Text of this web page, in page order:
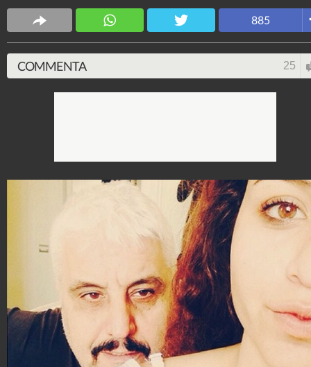
Spettacolo Fanpage
885
COMMENTA 25